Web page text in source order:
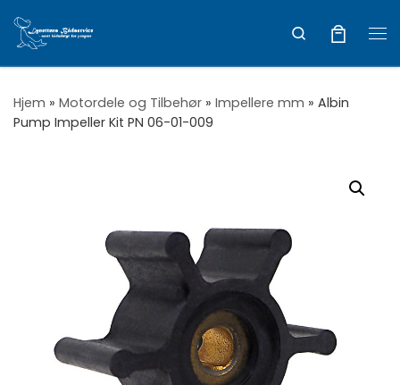
Vis hele indholdet
Search
Hjem » Motordele og Tilbehør » Impellere mm » Albin
Pump Impeller Kit PN 06-01-009